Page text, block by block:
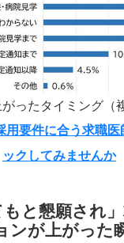
ったタイミング（
用要件に合う求職
ック してみませんか
もと懇願され
ンが上がった